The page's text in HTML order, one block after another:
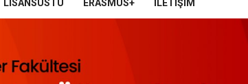
LISANSÜSTÜ ERASMUS+ İLETIŞIM